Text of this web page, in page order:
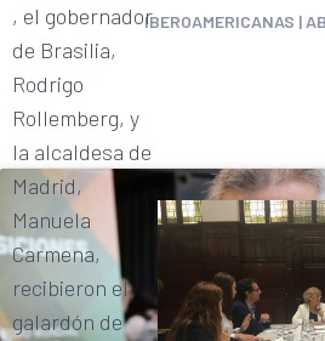
IBEROAMERICANAS |
, el gobernador
de Brasilia,
Rodrigo
Rollemberg, y
la alcaldesa de
Madrid,
Manuela
Carmena,
recibieron el
galardón de